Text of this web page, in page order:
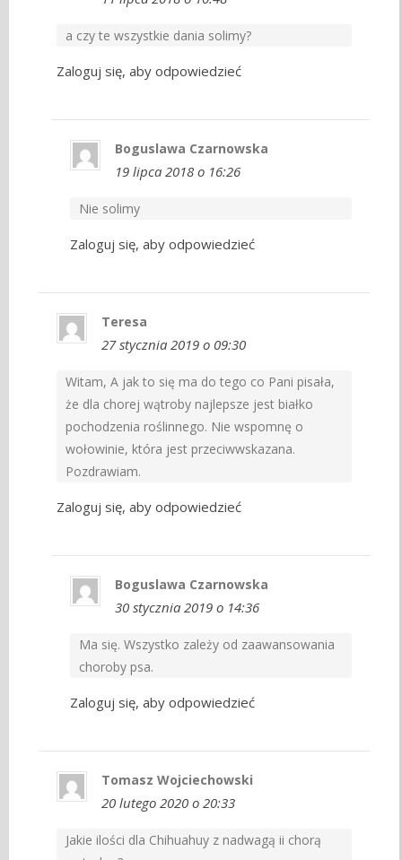
a czy te wszystkie dania solimy?
Zaloguj się, aby odpowiedzieć
Boguslawa Czarnowska
19 lipca 2018 o 16:26
Nie solimy
Zaloguj się, aby odpowiedzieć
Teresa
27 stycznia 2019 o 09:30
Witam, A jak to się ma do tego co Pani pisała,
że dla chorej wątroby najlepsze jest białko
pochodzenia roślinnego. Nie wspomnę o
wołowinie, która jest przeciwwskazana.
Pozdrawiam.
Zaloguj się, aby odpowiedzieć
Boguslawa Czarnowska
30 stycznia 2019 o 14:36
Ma się. Wszystko zależy od zaawansowania
choroby psa.
Zaloguj się, aby odpowiedzieć
Tomasz Wojciechowski
20 lutego 2020 o 20:33
Jakie ilości dla Chihuahuy z nadwagą ii chorą